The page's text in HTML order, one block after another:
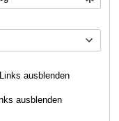
Links ausblenden
ausblenden